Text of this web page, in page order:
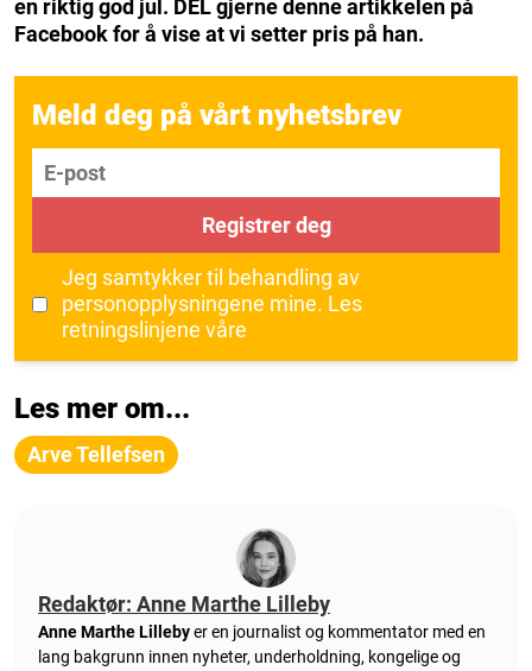
en riktig god jul. DEL gjerne denne artikkelen på
Facebook for å vise at vi setter pris på han.
Meld deg på vårt nyhetsbrev
E-post
Registrer deg
Jeg samtykker til behandling av
personopplysningene mine. Les
retningslinjene våre
Les mer om...
Arve Tellefsen
Redaktør: Anne Marthe Lilleby
Anne Marthe Lillebyer en journalist og kommentator med en
lang bakgrunn innen nyheter, underholdning, kongelige og